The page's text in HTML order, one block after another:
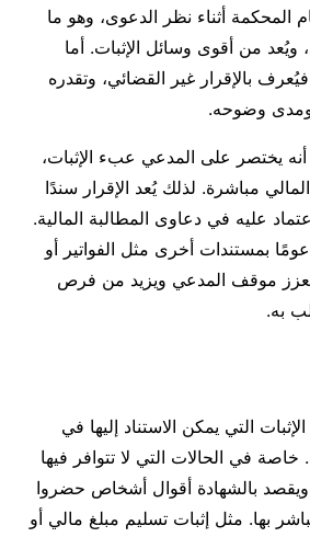
المحكمة أثناء نظر الدعوى، وهو ما
ويُعد من أقوى وسائل الإثبات. أما
بالإقرار غير القضائي، وتقدره
وضوحه.
أنه يختصر على المدعي عبء الإثبات،
المالي مباشرة. لذلك يُعد الإقرار سندًا
عليه في دعاوى المطالبة المالية.
بمستندات أخرى مثل الفواتير أو
يعزز موقف المدعي ويزيد من فرص
به.
التي يمكن الاستناد إليها في
خاصة في الحالات التي لا تتوافر فيها
ويقصد بالشهادة أقوال أشخاص حضروا
بها. مثل إثبات تسليم مبلغ مالي أو